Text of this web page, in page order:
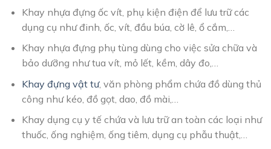
Khay nhựa đựng ốc vít, phụ kiện điện để lưu trữ các
dụng cụ như đinh, ốc, vít, đầu búa, cờ lê, ổ cắm,…
Khay nhựa đựng phụ tùng dùng cho việc sửa chữa và
bảo dưỡng như tua vít, mỏ lết, kềm, dây đo,…
Khay đựng vật tư, văn phòng phẩm chứa đồ dùng thủ
công như kéo, đồ gọt, dao, đồ mài,…
Khay dụng cụ y tế chứa và lưu trữ an toàn các loại như
thuốc, ống nghiệm, ống tiêm, dụng cụ phẫu thuật,…